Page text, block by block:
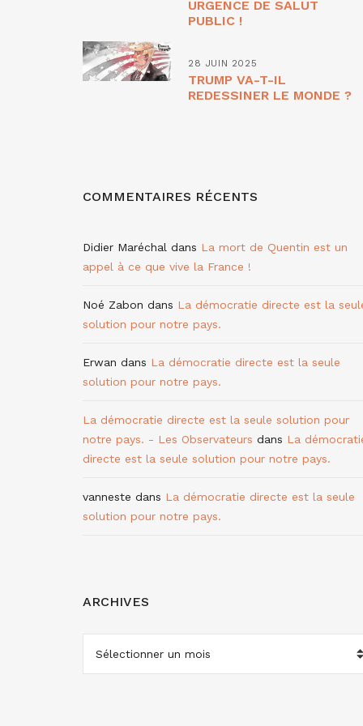
URGENCE DE SALUT
PUBLIC !
28 JUIN 2025
TRUMP VA-T-IL
REDESSINER LE MONDE ?
COMMENTAIRES RÉCENTS
Didier Maréchal dans La mort de Quentin est un
appel à ce que vive la France !
Noé Zabon dans La démocratie directe est la
solution pour notre pays.
Erwan dans La démocratie directe est la seule
solution pour notre pays.
La démocratie directe est la seule solution pour
notre pays. - Les Observateurs dans La
directe est la seule solution pour notre pays.
vanneste dans La démocratie directe est la seule
solution pour notre pays.
ARCHIVES
ARCHIVES